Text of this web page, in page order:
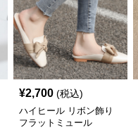
¥2,700 (税込)
ハイヒール リボン飾り
フラットミュール